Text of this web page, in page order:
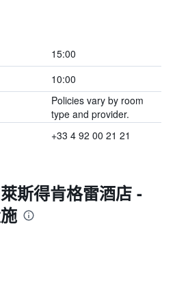
15:00
10:00
Policies vary by room
type and provider.
+33 4 92 00 21 21
斯得肯格雷酒店 -